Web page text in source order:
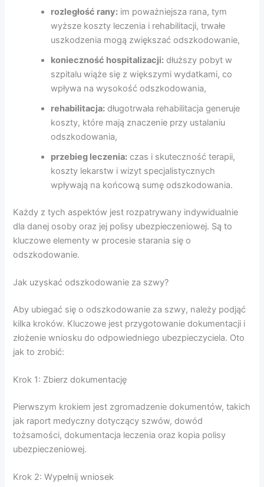
rozległość rany: im poważniejsza rana, tym
wyższe koszty leczenia i rehabilitacji, trwałe
uszkodzenia mogą zwiększać odszkodowanie,
konieczność hospitalizacji: dłuższy pobyt w
szpitalu wiąże się z większymi wydatkami, co
wpływa na wysokość odszkodowania,
rehabilitacja: długotrwała rehabilitacja generuje
koszty, które mają znaczenie przy ustalaniu
odszkodowania,
przebieg leczenia: czas i skuteczność terapii,
koszty lekarstw i wizyt specjalistycznych
wpływają na końcową sumę odszkodowania.
Każdy z tych aspektów jest rozpatrywany indywidualnie
dla danej osoby oraz jej polisy ubezpieczeniowej. Są to
kluczowe elementy w procesie starania się o
odszkodowanie.
Jak uzyskać odszkodowanie za szwy?
Aby ubiegać się o odszkodowanie za szwy, należy podjąć
kilka kroków. Kluczowe jest przygotowanie dokumentacji i
złożenie wniosku do odpowiedniego ubezpieczyciela. Oto
jak to zrobić:
Krok 1: Zbierz dokumentację
Pierwszym krokiem jest zgromadzenie dokumentów, takich
jak raport medyczny dotyczący szwów, dowód
tożsamości, dokumentacja leczenia oraz kopia polisy
ubezpieczeniowej.
Krok 2: Wypełnij wniosek